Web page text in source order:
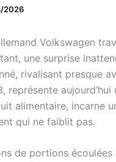
2026
Volkswagen
une surprise
rivalisant presque
représente
alimentaire, incarne
qui ne faiblit pas.
de portions